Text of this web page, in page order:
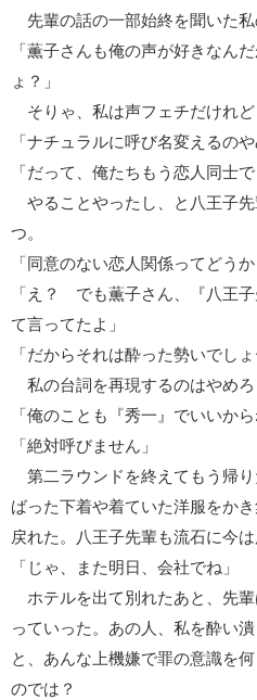
先輩の話の一部始終を聞いた私
「薫子さんも俺の声が好きなん
ょ？」
そりゃ、私は声フェチだけれど
「ナチュラルに呼び名変えるの
「だって、俺たちもう恋人同士で
やることやったし、と八王子
つ。
「同意のない恋人関係ってどう
「え？ でも薫子さん、『八王
て言ってたよ」
「だからそれは酔った勢いでしょ
私の台詞を再現するのはやめろ
「俺のことも『秀一』でいいから
「絶対呼びません」
第二ラウンドを終えてもう帰
ばった下着や着ていた洋服をか
戻れた。八王子先輩も流石に今は
「じゃ、また明日、会社でね」
ホテルを出て別れたあと、先
っていった。あの人、私を酔い
と、あんな上機嫌で罪の意識を
のでは？